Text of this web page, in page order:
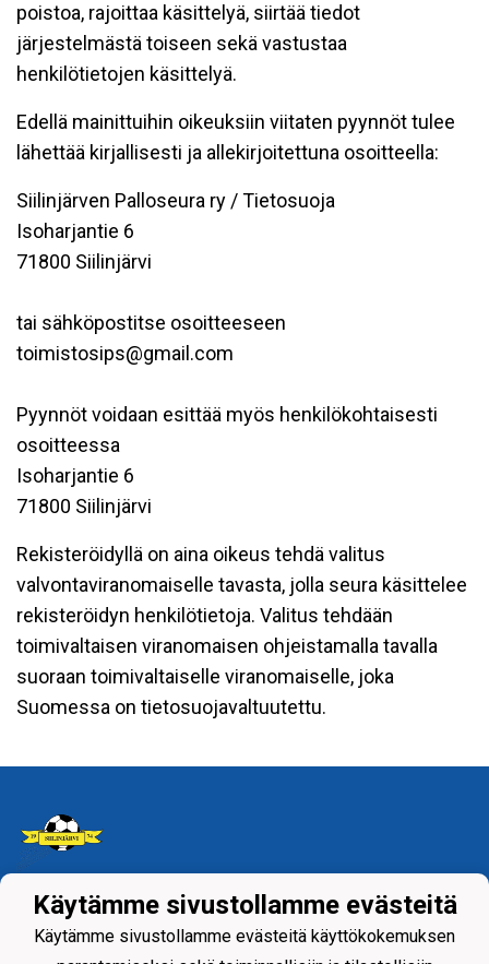
poistoa, rajoittaa käsittelyä, siirtää tiedot
järjestelmästä toiseen sekä vastustaa
henkilötietojen käsittelyä.
Edellä mainittuihin oikeuksiin viitaten pyynnöt tulee
lähettää kirjallisesti ja allekirjoitettuna osoitteella:
Siilinjärven Palloseura ry / Tietosuoja
Isoharjantie 6
71800 Siilinjärvi
tai sähköpostitse osoitteeseen
toimistosips@gmail.com
Pyynnöt voidaan esittää myös henkilökohtaisesti
osoitteessa
Isoharjantie 6
71800 Siilinjärvi
Rekisteröidyllä on aina oikeus tehdä valitus
valvontaviranomaiselle tavasta, jolla seura käsittelee
rekisteröidyn henkilötietoja. Valitus tehdään
toimivaltaisen viranomaisen ohjeistamalla tavalla
suoraan toimivaltaiselle viranomaiselle, joka
Suomessa on tietosuojavaltuutettu.
Tietosuojaseloste
Käytämme sivustollamme evästeitä
Käytämme sivustollamme evästeitä käyttökokemuksen